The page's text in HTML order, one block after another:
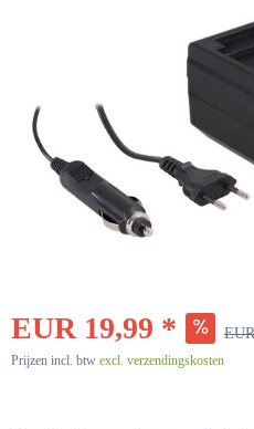
EUR 19,99 *
Prijzen incl. btw excl. verzendingskosten